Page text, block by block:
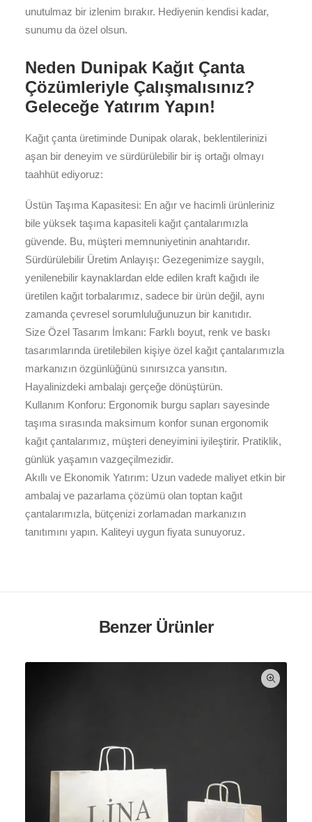
unutulmaz bir izlenim bırakır. Hediyenin kendisi kadar,
sunumu da özel olsun.
Neden Dunipak Kağıt Çanta
Çözümleriyle Çalışmalısınız?
Geleceğe Yatırım Yapın!
Kağıt çanta üretiminde Dunipak olarak, beklentilerinizi
aşan bir deneyim ve sürdürülebilir bir iş ortağı olmayı
taahhüt ediyoruz:
Üstün Taşıma Kapasitesi: En ağır ve hacimli ürünleriniz
bile yüksek taşıma kapasiteli kağıt çantalarımızla
güvende. Bu, müşteri memnuniyetinin anahtarıdır.
Sürdürülebilir Üretim Anlayışı: Gezegenimize saygılı,
yenilenebilir kaynaklardan elde edilen kraft kağıdı ile
üretilen kağıt torbalarımız, sadece bir ürün değil, aynı
zamanda çevresel sorumluluğunuzun bir kanıtıdır.
Size Özel Tasarım İmkanı: Farklı boyut, renk ve baskı
tasarımlarında üretilebilen kişiye özel kağıt çantalarımızla
markanızın özgünlüğünü sınırsızca yansıtın.
Hayalinizdeki ambalajı gerçeğe dönüştürün.
Kullanım Konforu: Ergonomik burgu sapları sayesinde
taşıma sırasında maksimum konfor sunan ergonomik
kağıt çantalarımız, müşteri deneyimini iyileştirir. Pratiklik,
günlük yaşamın vazgeçilmezidir.
Akıllı ve Ekonomik Yatırım: Uzun vadede maliyet etkin bir
ambalaj ve pazarlama çözümü olan toptan kağıt
çantalarımızla, bütçenizi zorlamadan markanızın
tanıtımını yapın. Kaliteyi uygun fiyata sunuyoruz.
Benzer Ürünler